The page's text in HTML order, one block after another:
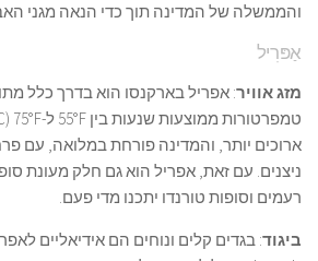
והממשלה של המדינה תוך כדי הנאה מגני
אַפּרִיל
מזג אוויר: אפריל בארקנסו הוא בדרך כלל
ארוכים יותר, והמדינה פורחת במלואה, עם
ניצנים. עם זאת, אפריל הוא גם חלק מעונת
רעמים וסופות טורנדו יתכנו מדי פעם.
ביגוד: בגדים קלים ונוחים הם אידיאליים